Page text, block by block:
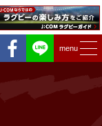
Twitter
Facebook
menu